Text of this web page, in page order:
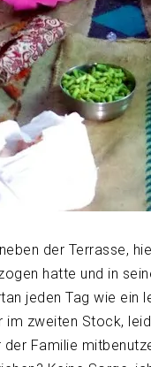
der Terrasse,
hatte und in
jeden Tag wie ein
zweiten Stock,
Familie